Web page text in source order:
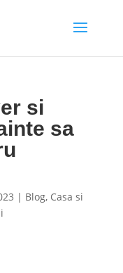
si
sa
| Blog, Casa si